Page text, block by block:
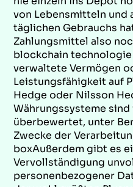
von Lebensmitteln und
täglichen Gebrauchs
Zahlungsmittel also
blockchain
verwaltete Vermögen
Leistungsfähigkeit auf
Hedge oder Nilsson
Währungssysteme
überbewertet, unter
Zwecke der
boxAußerdem gibt es
Vervollständigung
personenbezogener